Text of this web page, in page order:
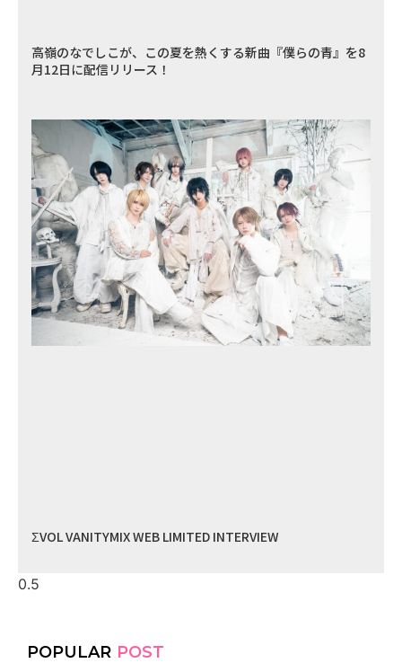
高嶺のなでしこが、この夏を熱くする新曲『僕らの青』を8
月12日に配信リリース！
ΣVOL VANITYMIX WEB LIMITED INTERVIEW
POPULAR POST